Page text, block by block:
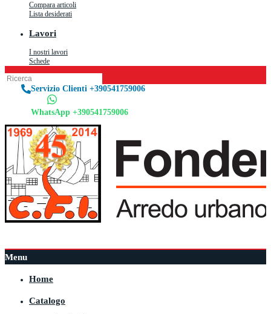
Compara articoli
Lista desiderati
Lavori
I nostri lavori
Schede
Servizio Clienti +390541759006
WhatsApp +390541759006
Menu
Home
Catalogo